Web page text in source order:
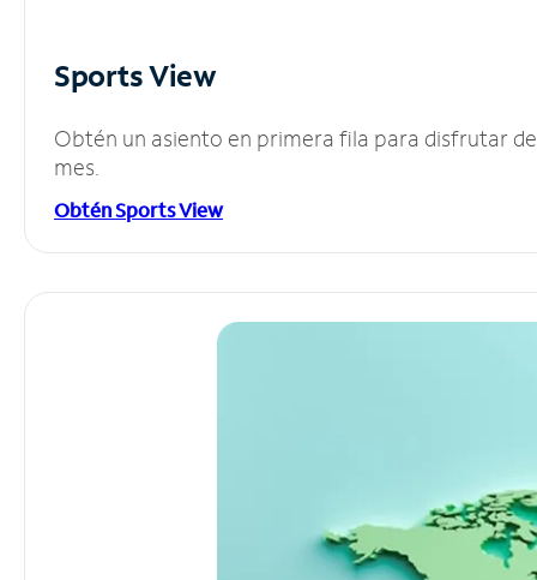
Sports View
Obtén un asiento en primera fila para disfrutar
mes.
Obtén Sports View